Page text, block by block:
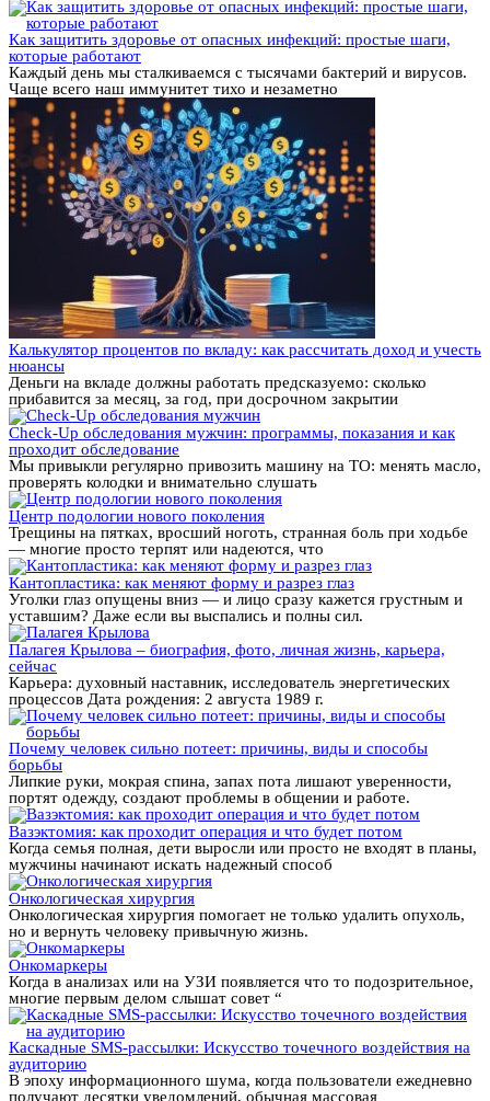
Как защитить здоровье от опасных инфекций: простые шаги,
которые работают
Каждый день мы сталкиваемся с тысячами бактерий и вирусов.
Чаще всего наш иммунитет тихо и незаметно
Калькулятор процентов по вкладу: как рассчитать доход и учесть
нюансы
Деньги на вкладе должны работать предсказуемо: сколько
прибавится за месяц, за год, при досрочном закрытии
Check-Up обследования мужчин: программы, показания и как
проходит обследование
Мы привыкли регулярно привозить машину на ТО: менять масло,
проверять колодки и внимательно слушать
Центр подологии нового поколения
Трещины на пятках, вросший ноготь, странная боль при ходьбе
— многие просто терпят или надеются, что
Кантопластика: как меняют форму и разрез глаз
Уголки глаз опущены вниз — и лицо сразу кажется грустным и
уставшим? Даже если вы выспались и полны сил.
Палагея Крылова – биография, фото, личная жизнь, карьера,
сейчас
Карьера: духовный наставник, исследователь энергетических
процессов Дата рождения: 2 августа 1989 г.
Почему человек сильно потеет: причины, виды и способы
борьбы
Липкие руки, мокрая спина, запах пота лишают уверенности,
портят одежду, создают проблемы в общении и работе.
Вазэктомия: как проходит операция и что будет потом
Когда семья полная, дети выросли или просто не входят в планы,
мужчины начинают искать надежный способ
Онкологическая хирургия
Онкологическая хирургия помогает не только удалить опухоль,
но и вернуть человеку привычную жизнь.
Онкомаркеры
Когда в анализах или на УЗИ появляется что то подозрительное,
многие первым делом слышат совет “
Каскадные SMS-рассылки: Искусство точечного воздействия на
аудиторию
В эпоху информационного шума, когда пользователи ежедневно
получают десятки уведомлений, обычная массовая